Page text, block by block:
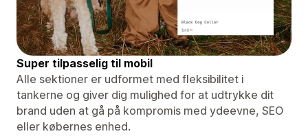
Super tilpasselig til mobil
Alle sektioner er udformet med fleksibilitet i
tankerne og giver dig mulighed for at udtrykke dit
brand uden at gå på kompromis med ydeevne, SEO
eller købernes enhed.